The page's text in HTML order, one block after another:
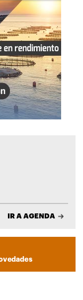
IR A AGENDA